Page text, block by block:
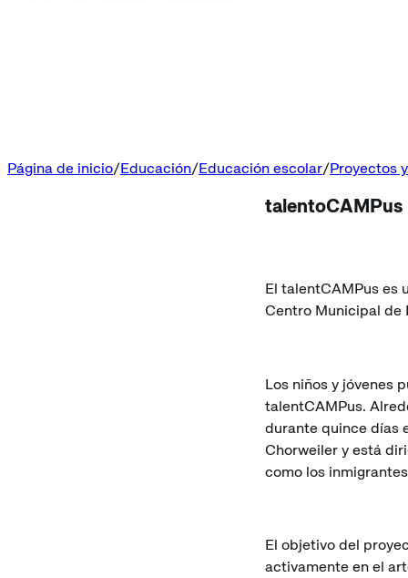
Página de inicio Educación Educación escolar Proyectos
talentoCAMPus
El talentCAMPus es
Centro Municipal de
Los niños y jóvenes
talentCAMPus.
durante quince días
Chorweiler y está
como los
El objetivo del
activamente en el